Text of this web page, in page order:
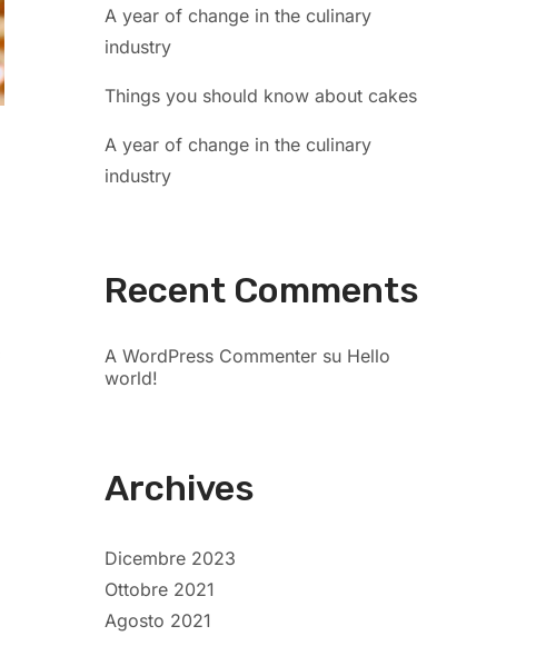
A year of change in the culinary
industry
Things you should know about cakes
A year of change in the culinary
industry
Recent Comments
A WordPress Commentersu Hello
world!
Archives
Dicembre 2023
Ottobre 2021
Agosto 2021